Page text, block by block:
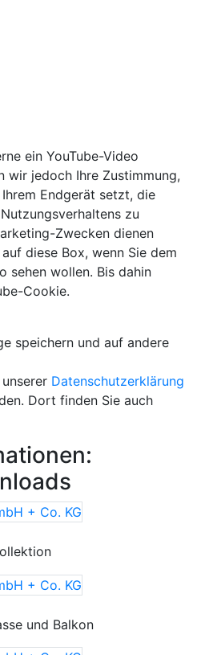
ein YouTube-Video
wir jedoch Ihre Zustimmung,
Endgerät setzt, die
zu
Zwecken dienen
diese Box, wenn Sie dem
sehen wollen. Bis dahin
Cookie.
speichern und auf andere
Datenschutzerklärung
Dort finden Sie auch
und Balkon